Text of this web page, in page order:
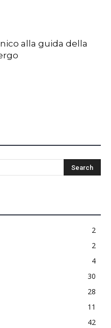
alla guida della
2
2
4
30
28
11
42